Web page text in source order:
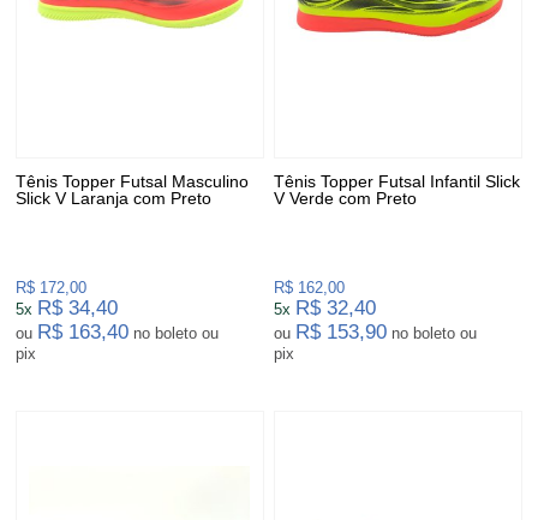
Tênis Topper Futsal Masculino
Slick V Laranja com Preto
R$ 172,00
5x R$ 34,40
ou R$ 163,40 no boleto ou
pix
Tênis Topper Futsal Infantil Slick
V Verde com Preto
R$ 162,00
5x R$ 32,40
ou R$ 153,90 no boleto ou
pix